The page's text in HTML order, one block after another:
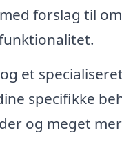
forslag til
et
specifikke
og meget